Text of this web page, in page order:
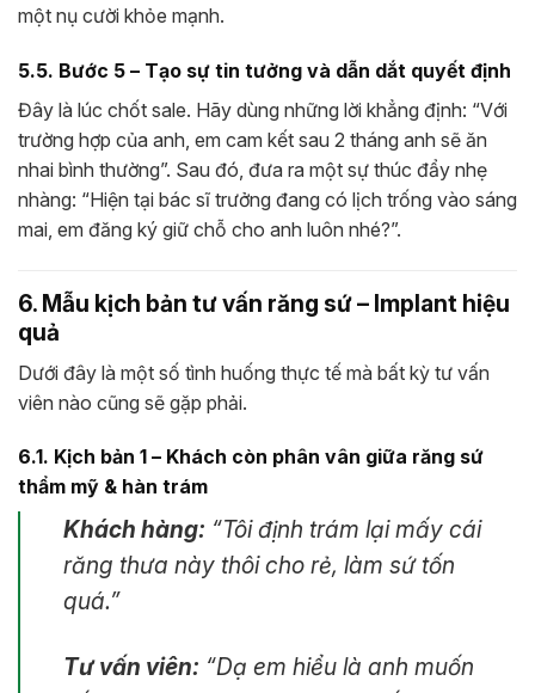
một nụ cười khỏe mạnh.
5.5. Bước 5 – Tạo sự tin tưởng và dẫn dắt quyết định
Đây là lúc chốt sale. Hãy dùng những lời khẳng định: “Với
trường hợp của anh, em cam kết sau 2 tháng anh sẽ ăn
nhai bình thường”. Sau đó, đưa ra một sự thúc đẩy nhẹ
nhàng: “Hiện tại bác sĩ trưởng đang có lịch trống vào sáng
mai, em đăng ký giữ chỗ cho anh luôn nhé?”.
6. Mẫu kịch bản tư vấn răng sứ – Implant hiệu
quả
Dưới đây là một số tình huống thực tế mà bất kỳ tư vấn
viên nào cũng sẽ gặp phải.
6.1. Kịch bản 1 – Khách còn phân vân giữa răng sứ
thẩm mỹ & hàn trám
Khách hàng: “Tôi định trám lại mấy cái
răng thưa này thôi cho rẻ, làm sứ tốn
quá.”
Tư vấn viên: “Dạ em hiểu là anh muốn